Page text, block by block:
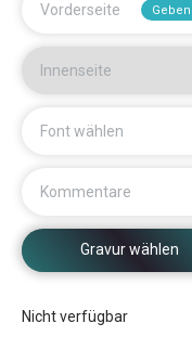
Vorderseite
Innenseite
Font wählen
Kommentare
Gravur wählen
Nicht verfügbar